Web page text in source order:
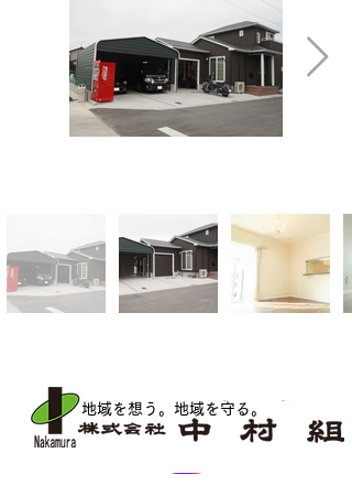
地域を想う。地域を守る 。